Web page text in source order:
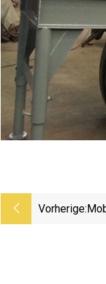
Vorherige: